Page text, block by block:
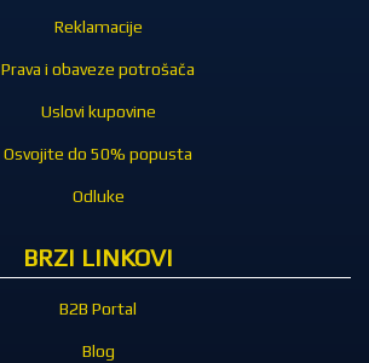
Reklamacije
Prava i obaveze potrošača
Uslovi kupovine
Osvojite do 50% popusta
Odluke
BRZI LINKOVI
B2B Portal
Blog